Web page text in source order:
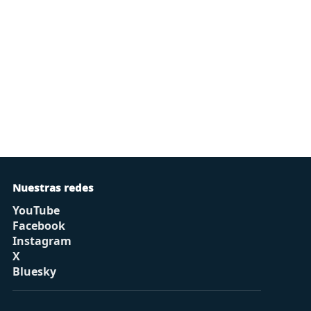
Nuestras redes
YouTube
Facebook
Instagram
X
Bluesky